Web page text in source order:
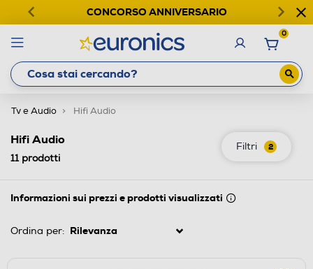
CONCORSO ANNIVERSARIO
0
Tv e Audio Hifi Audio
Filtri 2
Hifi Audio
11prodotti
Informazioni sui prezzi e prodotti visualizzati
Ordina per: